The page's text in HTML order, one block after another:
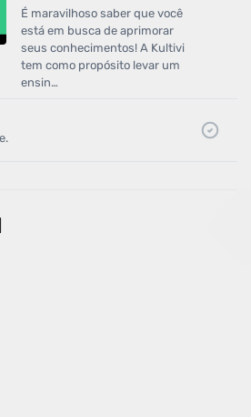
É maravilhoso saber que você
está em busca de aprimorar
seus conhecimentos! A Kultivi
tem como propósito levar um
ensin…